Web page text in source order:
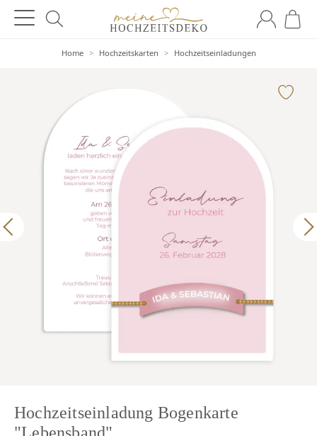
Home > Hochzeitskarten > Hochzeitseinladungen
Hochzeitseinladung Bogenkarte
"Lebensband"